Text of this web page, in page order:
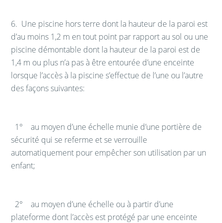
6. Une piscine hors terre dont la hauteur de la paroi est
d’au moins 1,2 m en tout point par rapport au sol ou une
piscine démontable dont la hauteur de la paroi est de
1,4 m ou plus n’a pas à être entourée d’une enceinte
lorsque l’accès à la piscine s’effectue de l’une ou l’autre
des façons suivantes:
1° au moyen d’une échelle munie d’une portière de
sécurité qui se referme et se verrouille
automatiquement pour empêcher son utilisation par un
enfant;
2° au moyen d’une échelle ou à partir d’une
plateforme dont l’accès est protégé par une enceinte